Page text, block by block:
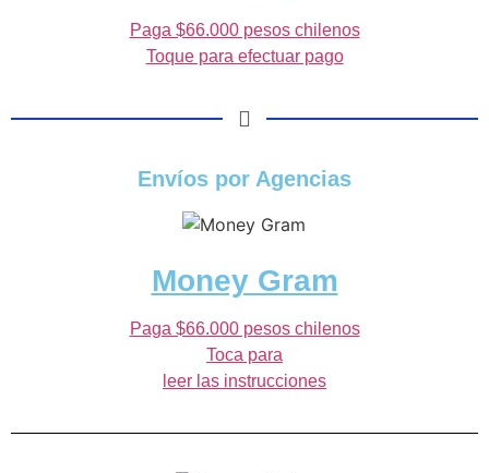
Paga $66.000 pesos chilenos
Toque para efectuar pago
Envíos por Agencias
Money Gram
Paga $66.000 pesos chilenos
Toca para
leer las instrucciones